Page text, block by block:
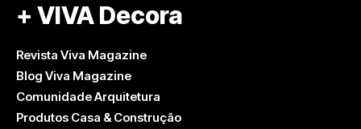
+ VIVA Decora
Revista Viva Magazine
Blog Viva Magazine
Comunidade Arquitetura
Produtos Casa & Construção